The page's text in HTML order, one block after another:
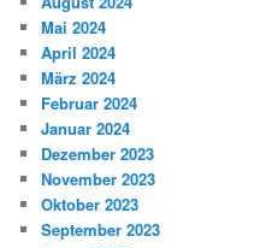
Mai 2024
April 2024
März 2024
Februar 2024
Januar 2024
Dezember 2023
November 2023
Oktober 2023
September 2023